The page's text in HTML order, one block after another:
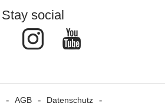
Stay social
FacebookInstagram
AGB
Datenschutz